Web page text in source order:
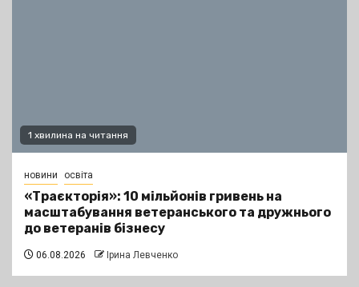
1 хвилина на читання
новини освіта
«Траєкторія»: 10 мільйонів гривень на
масштабування ветеранського та дружнього
до ветеранів бізнесу
06.08.2026 Ірина Левченко